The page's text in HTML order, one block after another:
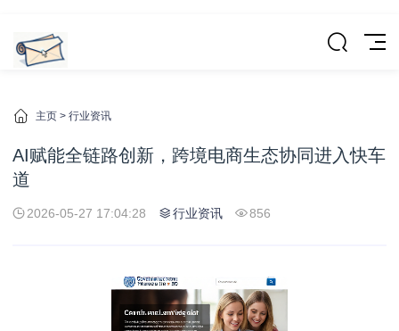
主页 > 行业资讯
AI赋能全链路创新，跨境电商生态协同进入快车
道
2026-05-27 17:04:28 行业资讯 856